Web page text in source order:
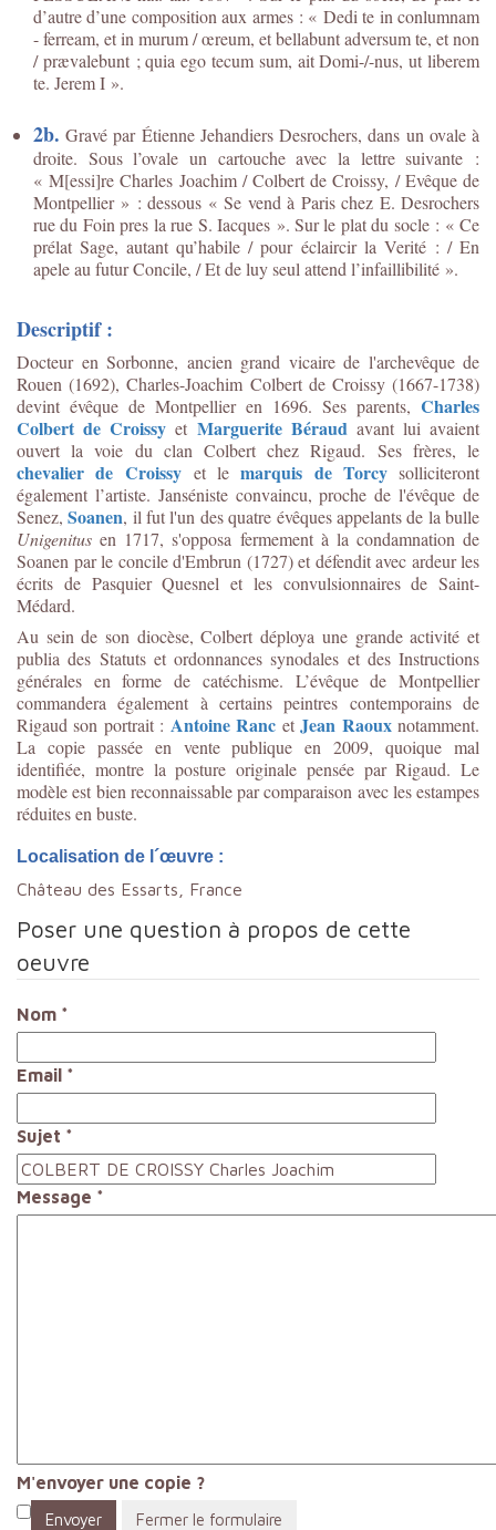
d’autre d’une composition aux armes : « Dedi te in conlumnam
- ferream, et in murum / œreum, et bellabunt adversum te, et non
/ prævalebunt ; quia ego tecum sum, ait Domi-/-nus, ut liberem
te. Jerem I ».
2b. Gravé par Étienne Jehandiers Desrochers, dans un ovale à
droite. Sous l’ovale un cartouche avec la lettre suivante :
« M[essi]re Charles Joachim / Colbert de Croissy, / Evêque de
Montpellier » : dessous « Se vend à Paris chez E. Desrochers
rue du Foin pres la rue S. Iacques ». Sur le plat du socle : « Ce
prélat Sage, autant qu’habile / pour éclaircir la Verité : / En
apele au futur Concile, / Et de luy seul attend l’infaillibilité ».
Descriptif :
Docteur en Sorbonne, ancien grand vicaire de l'archevêque de
Rouen (1692), Charles-Joachim Colbert de Croissy (1667-1738)
devint évêque de Montpellier en 1696. Ses parents, Charles
Colbert de Croissy et Marguerite Béraud avant lui avaient
ouvert la voie du clan Colbert chez Rigaud. Ses frères, le
chevalier de Croissyet lemarquis de Torcysolliciteront
également l’artiste. Janséniste convaincu, proche de l'évêque de
Senez,Soanen, il fut l'un des quatre évêques appelants de la bulle
Unigenitus en 1717, s'opposa fermement à la condamnation de
Soanen par le concile d'Embrun (1727) et défendit avec ardeur les
écrits de Pasquier Quesnel et les convulsionnaires de Saint-
Médard.
Au sein de son diocèse, Colbert déploya une grande activité et
publia des Statuts et ordonnances synodales et des Instructions
générales en forme de catéchisme. L’évêque de Montpellier
commandera également à certains peintres contemporains de
Rigaud son portrait : Antoine Ranc etJean Raouxnotamment.
La copie passée en vente publique en 2009, quoique mal
identifiée, montre la posture originale pensée par Rigaud. Le
modèle est bien reconnaissable par comparaison avec les estampes
réduites en buste.
Localisation de l´œuvre :
Château des Essarts, France
Poser une question à propos de cette
oeuvre
Nom *
Email *
Sujet *
Message *
M'envoyer une copie ?
Envoyer
Fermer le formulaire